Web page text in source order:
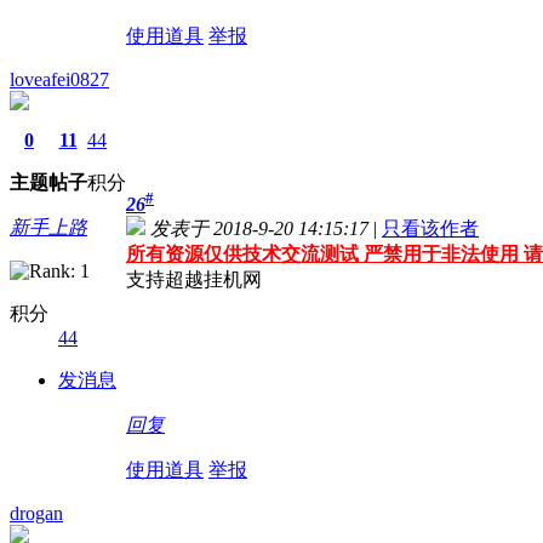
使用道具 举报
loveafei0827
0
主题
11
帖子
44
积分
新手上路
积分
44
发消息
26#
发表于 2018-9-20 14:15:17 | 只看该作者
所有资源仅供技术交流测试 严禁用于非法使用
支持超越挂机网
回复
使用道具 举报
drogan